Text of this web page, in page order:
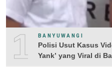
1 BANYUWANGI
Polisi Usut Kasus
Yank’ yang Viral di